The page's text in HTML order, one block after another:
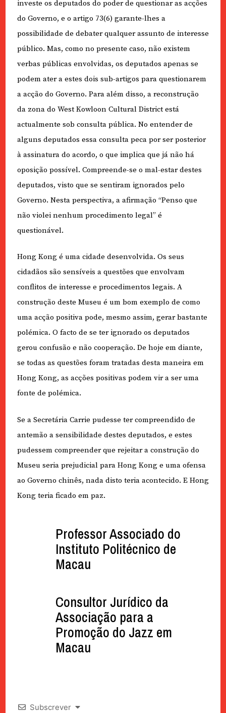
investe os deputados do poder de questionar as acções
do Governo, e o artigo 73(6) garante-lhes a
possibilidade de debater qualquer assunto de interesse
público. Mas, como no presente caso, não existem
verbas públicas envolvidas, os deputados apenas se
podem ater a estes dois sub-artigos para questionarem
a acção do Governo. Para além disso, a reconstrução
da zona do West Kowloon Cultural District está
actualmente sob consulta pública. No entender de
alguns deputados essa consulta peca por ser posterior
à assinatura do acordo, o que implica que já não há
oposição possível. Compreende-se o mal-estar destes
deputados, visto que se sentiram ignorados pelo
Governo. Nesta perspectiva, a afirmação “Penso que
não violei nenhum procedimento legal” é
questionável.
Hong Kong é uma cidade desenvolvida. Os seus
cidadãos são sensíveis a questões que envolvam
conflitos de interesse e procedimentos legais. A
construção deste Museu é um bom exemplo de como
uma acção positiva pode, mesmo assim, gerar bastante
polémica. O facto de se ter ignorado os deputados
gerou confusão e não cooperação. De hoje em diante,
se todas as questões foram tratadas desta maneira em
Hong Kong, as acções positivas podem vir a ser uma
fonte de polémica.
Se a Secretária Carrie pudesse ter compreendido de
antemão a sensibilidade destes deputados, e estes
pudessem compreender que rejeitar a construção do
Museu seria prejudicial para Hong Kong e uma ofensa
ao Governo chinês, nada disto teria acontecido. E Hong
Kong teria ficado em paz.
Professor Associado do
Instituto Politécnico de
Macau
Consultor Jurídico da
Associação para a
Promoção do Jazz em
Macau
Subscrever